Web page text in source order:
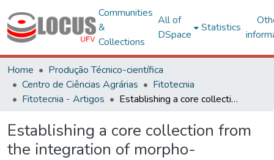
Communities
&
Collections
All of
DSpace
Statistics
Home
Produção Técnico-científica
Centro de Ciências Agrárias
Fitotecnia
Fitotecnia - Artigos
Establishing a core collection from the integration of morpho-agronomical, phytopathological and molecular data
Establishing a core collection from
the integration of morpho-